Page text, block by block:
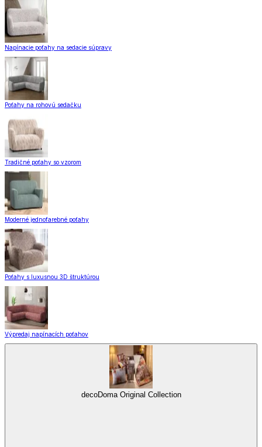
Napínacie poťahy na sedacie súpravy
Poťahy na rohovú sedačku
Tradičné poťahy so vzorom
Moderné jednofarebné poťahy
Poťahy s luxusnou 3D štruktúrou
Výpredaj napínacích poťahov
decoDoma Original Collection